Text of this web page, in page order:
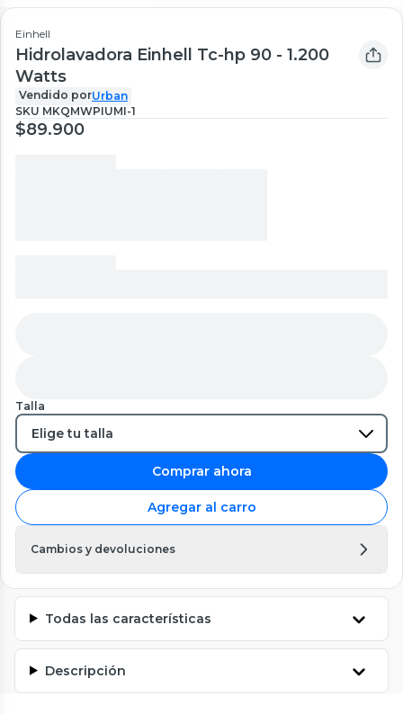
Einhell
Hidrolavadora Einhell Tc-hp 90 - 1.200
Watts
Vendido porUrban
SKU MKQMWPIUMI-1
$89.900
Talla
Comprar ahora
Agregar al carro
Cambios y devoluciones
Todas las características
Descripción